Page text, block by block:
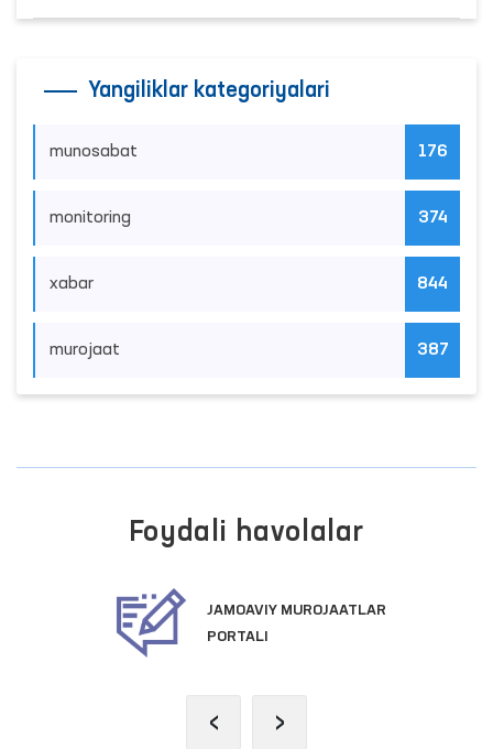
Yangiliklar kategoriyalari
munosabat 176
monitoring 374
xabar 844
murojaat 387
Foydali havolalar
JAMOAVIY MUROJAATLAR
PORTALI
‹ ›